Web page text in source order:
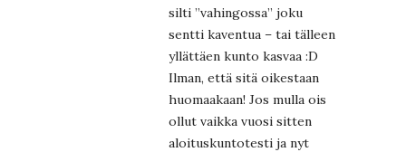
silti ”vahingossa” joku
sentti kaventua – tai tälleen
yllättäen kunto kasvaa :D
Ilman, että sitä oikestaan
huomaakaan! Jos mulla ois
ollut vaikka vuosi sitten
aloituskuntotesti ja nyt